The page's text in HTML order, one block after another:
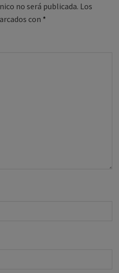
no será publicada. Los
con *